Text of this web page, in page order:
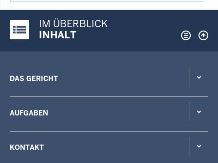
Justiz-Portal im Überblick:
IM ÜBERBLICK
INHALT
DAS GERICHT
AUFGABEN
KONTAKT